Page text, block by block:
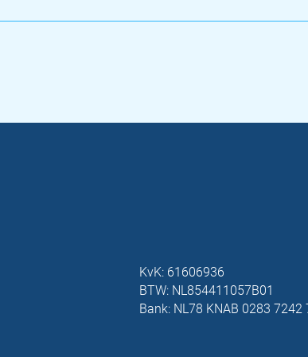
KvK: 61606936
BTW: NL854411057B01
Bank: NL78 KNAB 0283 7242